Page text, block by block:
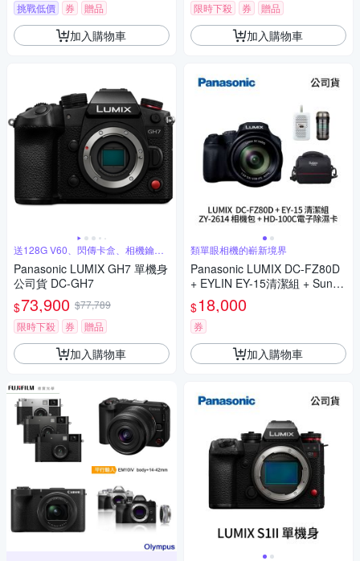
挑戰低價
券 贈品
加入購物車
送128G V60、閃傳卡盒、相機鑰匙
圈
Panasonic LUMIX GH7 單機身
公司貨 DC-GH7
$73,900 $77,789
限時下殺
券 贈品
加入購物車
限時下殺
券 贈品
加入購物車
類單眼相機的嶄新境界
Panasonic LUMIX DC-FZ80D
+ EYLIN EY-15清潔組 + SunLi
ght ZY-2614相機包 + EirMai 銳
瑪 HD-100C電子除濕卡 FZ80
D (公司貨)
$18,000
券
加入購物車